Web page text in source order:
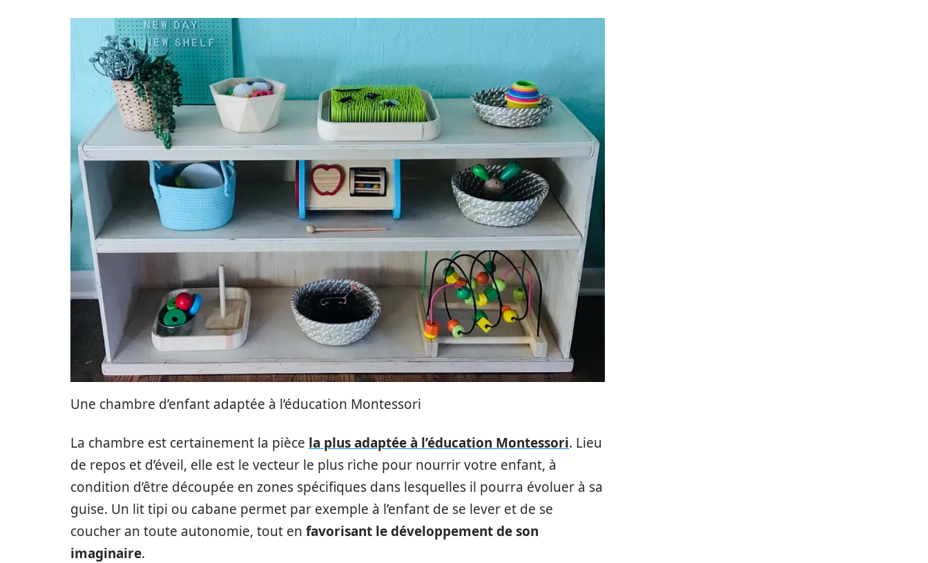
Une chambre d’enfant adaptée à l’éducation Montessori
La chambre est certainement la pièce la plus adaptée à l’éducation Montessori. Lieu
de repos et d’éveil, elle est le vecteur le plus riche pour nourrir votre enfant, à
condition d’être découpée en zones spécifiques dans lesquelles il pourra évoluer à sa
guise. Un lit tipi ou cabane permet par exemple à l’enfant de se lever et de se
coucher an toute autonomie, tout en favorisant le développement de son
imaginaire.